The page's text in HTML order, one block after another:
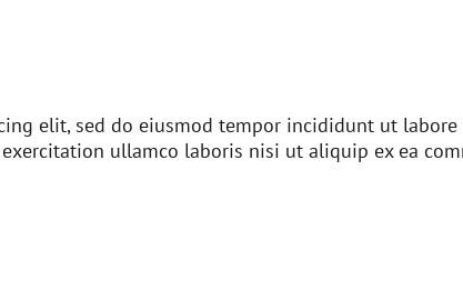
elit, sed do eiusmod tempor incididunt ut
ullamco laboris nisi ut aliquip ex ea